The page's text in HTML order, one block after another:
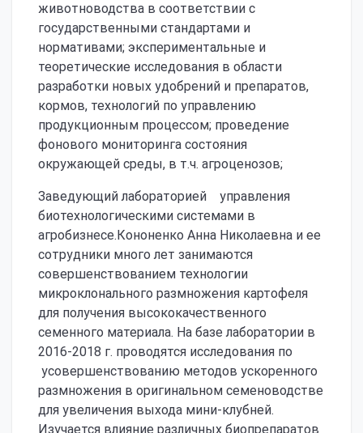
животноводства в соответствии с
государственными стандартами и
нормативами; экспериментальные и
теоретические исследования в области
разработки новых удобрений и препаратов,
кормов, технологий по управлению
продукционным процессом; проведение
фонового мониторинга состояния
окружающей среды, в т.ч. агроценозов;
Заведующий лабораторией управления
биотехнологическими системами в
агробизнесе.Кононенко Анна Николаевна и ее
сотрудники много лет занимаются
совершенствованием технологии
микроклонального размножения картофеля
для получения высококачественного
семенного материала. На базе лаборатории в
2016-2018 г. проводятся исследования по
усовершенствованию методов ускоренного
размножения в оригинальном семеноводстве
для увеличения выхода мини-клубней.
Изучается влияние различных биопрепаратов